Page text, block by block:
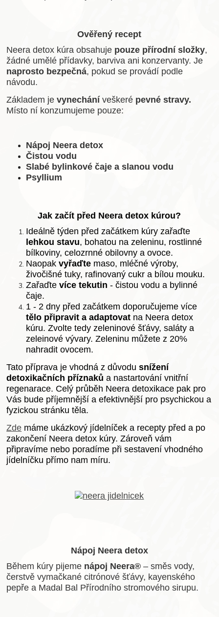
Ověřený recept
Neera detox kúra obsahuje pouze přírodní složky,
žádné umělé přídavky, barviva ani konzervanty. Je
naprosto bezpečná, pokud se provádí podle
návodu.
Základem je vynecháníveškeré pevné stravy.
Místo ní konzumujeme pouze:
Nápoj Neera detox
Čistou vodu
Slabé bylinkové čaje a slanou vodu
Psyllium
Jak začít před Neera detox kúrou?
Ideálně týden před začátkem kúry zařaďte
lehkou stavu, bohatou na zeleninu, rostlinné
bílkoviny, celozrnné obilovny a ovoce.
Naopakvyřaďte maso, mléčné výroby,
živočišné tuky, rafinovaný cukr a bílou mouku.
Zařaďtevíce tekutin - čistou vodu a bylinné
čaje.
1 - 2 dny před začátkem doporučujeme více
tělo připravit a adaptovat na Neera detox
kúru. Zvolte tedy zeleninové šťávy, saláty a
zeleinové vývary. Zeleninu můžete z 20%
nahradit ovocem.
Tato příprava je vhodná z důvodusnížení
detoxikačních příznakůa nastartování vnitřní
regenarace. Celý průběh Neera detoxikace pak pro
Vás bude příjemnější a efektivnější pro psychickou a
fyzickou stránku těla.
Zde máme ukázkový jídelníček a recepty před a po
zakončení Neera detox kúry. Zároveň vám
připravíme nebo poradíme při sestavení vhodného
jídelníčku přímo nam míru.
Nápoj Neera detox
Během kúry pijeme nápoj Neera® – směs vody,
čerstvě vymačkané citrónové šťávy, kayenského
pepře a Madal Bal Přírodního stromového sirupu.